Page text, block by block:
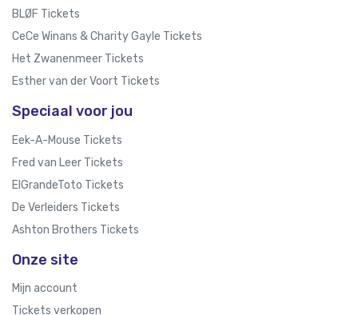
BLØF Tickets
CeCe Winans & Charity Gayle Tickets
Het Zwanenmeer Tickets
Esther van der Voort Tickets
Speciaal voor jou
Eek-A-Mouse Tickets
Fred van Leer Tickets
ElGrandeToto Tickets
De Verleiders Tickets
Ashton Brothers Tickets
Onze site
Mijn account
Tickets verkopen